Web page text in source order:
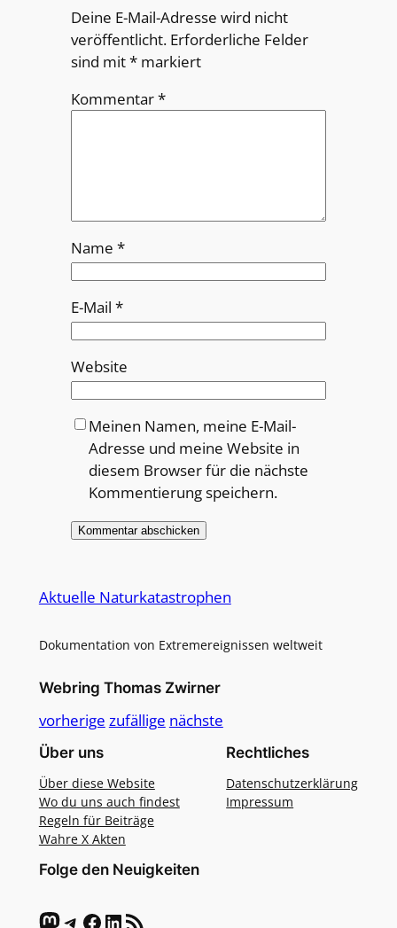
Deine E-Mail-Adresse wird nicht
veröffentlicht. Erforderliche Felder
sind mit*markiert
Kommentar*
Name *
E-Mail *
Website
Meinen Namen, meine E-Mail-
Adresse und meine Website in
diesem Browser für die nächste
Kommentierung speichern.
Aktuelle Naturkatastrophen
Dokumentation von Extremereignissen weltweit
Webring Thomas Zwirner
vorherige zufällige nächste
Über uns
Über diese Website
Wo du uns auch findest
Regeln für Beiträge
Wahre X Akten
Rechtliches
Datenschutzerklärung
Impressum
Folge den Neuigkeiten
Mastodon Telegram Facebook LinkedIn RSS-Feed